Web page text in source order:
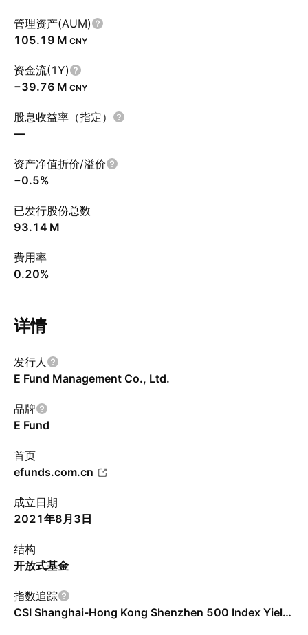
管理资产(AUM)
‪105.19 M‬ CNY
资金流(1Y)
‪−39.76 M‬ CNY
股息收益率（指定）
—
资产净值折价/溢价
−0.5%
已发行股份总数
‪93.14 M‬
费用率
0.20%
详情
发行人
E Fund Management Co., Ltd.
品牌
E Fund
首页
efunds.com.cn
成立日期
2021年8月3日
结构
开放式基金
指数追踪
CSI Shanghai-Hong Kong Shenzhen 500 Index Yield - CNY - Benchmark TR Gross